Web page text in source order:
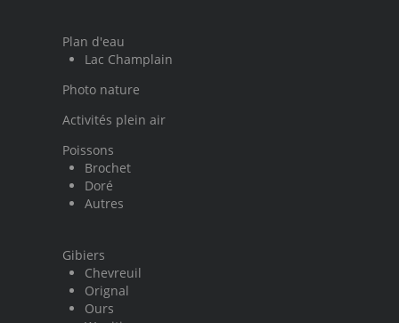
Plan d'eau
Lac Champlain
Photo nature
Activités plein air
Poissons
Brochet
Doré
Autres
Gibiers
Chevreuil
Orignal
Ours